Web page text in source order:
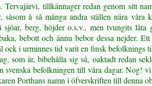
tillkännager redan genom sitt
å så många andra ställen nära
berg, höjder o.s.v., men tvungits
bebott och ännu bebor dessa nejder.
ock i urminnes tid varit en finsk
som är, bibehålla sig så, oaktadt redan
svenska befolkningen till våra dagar. Nog!
Porthans namn i öfverskriften till denna